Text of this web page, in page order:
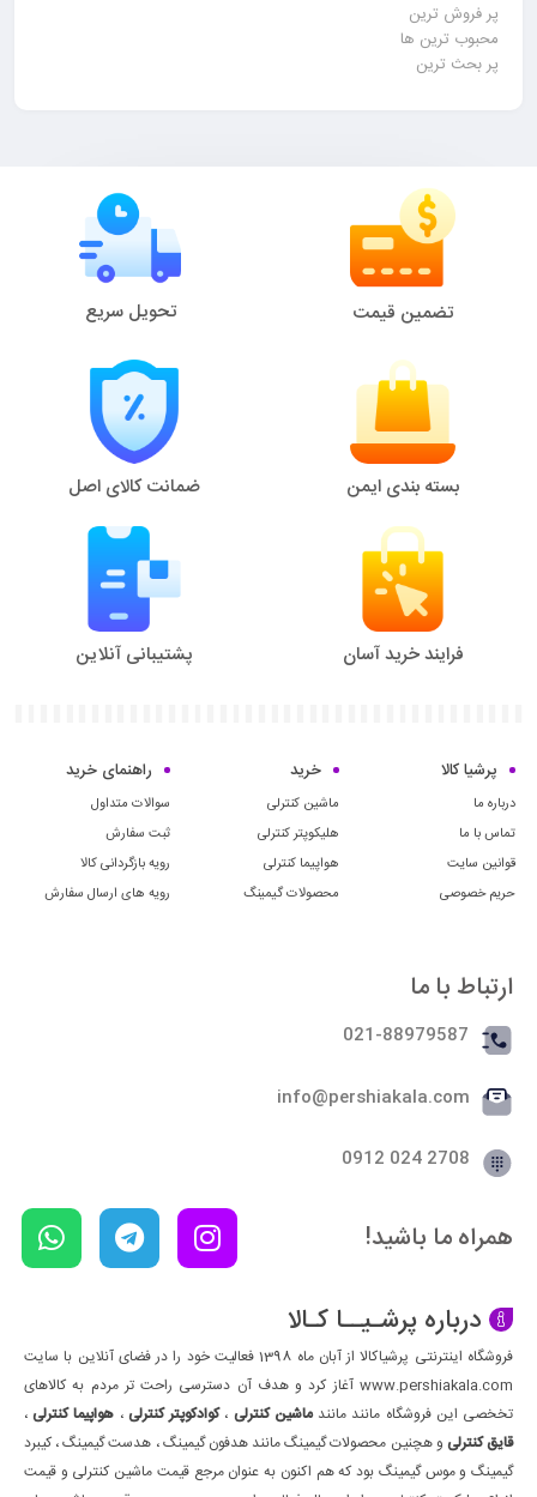
پر فروش ترین
محبوب ترین ها
پر بحث ترین
تضمین قیمت تحویل سریع
بسته بندی ایمن ضمانت کالای اصل
فرایند خرید آسان پشتیبانی آنلاین
پرشیا کالا
درباره ما
تماس با ما
قوانین سایت
حریم خصوصی
خرید
ماشین کنترلی
هلیکوپتر کنترلی
هواپیما کنترلی
محصولات گیمینگ
راهنمای خرید
سوالات متداول
ثبت سفارش
رویه بازگردانی کالا
رویه های ارسال سفارش
ارتباط با ما
021-88979587
info@pershiakala.com
2708 024 0912
همراه ما باشید!
درباره پرشـیــا کـالا
فروشگاه اینترنتی پرشیاکالا از آبان ماه 1398 فعالیت خود را در فضای آنلاین با سایت
www.pershiakala.com آغاز کرد و هدف آن دسترسی راحت تر مردم به کالاهای
تخخصی این فروشگاه مانند مانندماشین کنترلی ،کوادکوپتر کنترلی ، هواپیما کنترلی،
قایق کنترلی و هچنین محصولات گیمینگ مانند هدفون گیمینگ ، هدست گیمینگ ، کیبرد
گیمینگ و موس گیمینگ بود که هم اکنون به عنوان مرجع قیمت ماشین کنترلی و قیمت